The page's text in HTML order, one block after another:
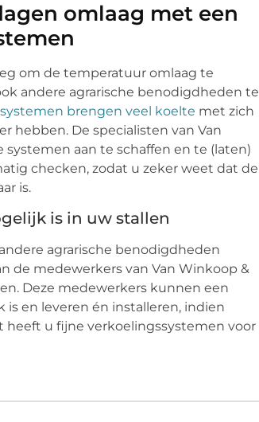
omlaag met een
om de temperatuur omlaag te
andere agrarische benodigdheden te
brengen veel koelte met zich
hebben. De specialisten van Van
systemen aan te schaffen en te (laten)
checken, zodat u zeker weet dat de
is.
is in uw stallen
agrarische benodigdheden
de medewerkers van Van Winkoop &
Deze medewerkers kunnen een
en leveren én installeren, indien
heeft u fijne verkoelingssystemen voor